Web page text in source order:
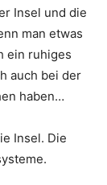
Insel und die
man etwas
ein ruhiges
auch bei der
haben…
Insel. Die